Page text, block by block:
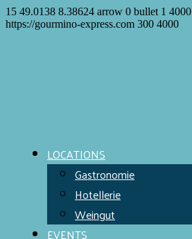
15 49.0138 8.38624 arrow 0 bullet 1 4000
https://gourmino-express.com 300 4000
LOCATIONS
Gastronomie
Hotellerie
Weingut
EVENTS